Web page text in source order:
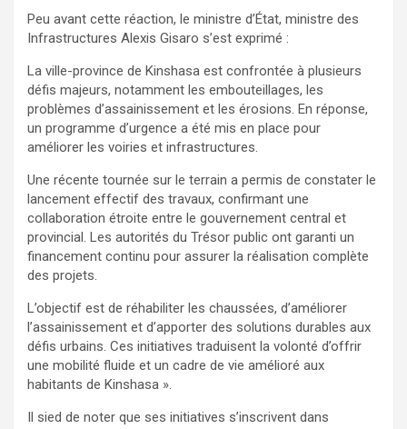
Peu avant cette réaction, le ministre d’État, ministre des
Infrastructures Alexis Gisaro s’est exprimé :
La ville-province de Kinshasa est confrontée à plusieurs
défis majeurs, notamment les embouteillages, les
problèmes d’assainissement et les érosions. En réponse,
un programme d’urgence a été mis en place pour
améliorer les voiries et infrastructures.
Une récente tournée sur le terrain a permis de constater le
lancement effectif des travaux, confirmant une
collaboration étroite entre le gouvernement central et
provincial. Les autorités du Trésor public ont garanti un
financement continu pour assurer la réalisation complète
des projets.
L’objectif est de réhabiliter les chaussées, d’améliorer
l’assainissement et d’apporter des solutions durables aux
défis urbains. Ces initiatives traduisent la volonté d’offrir
une mobilité fluide et un cadre de vie amélioré aux
habitants de Kinshasa ».
Il sied de noter que ses initiatives s’inscrivent dans